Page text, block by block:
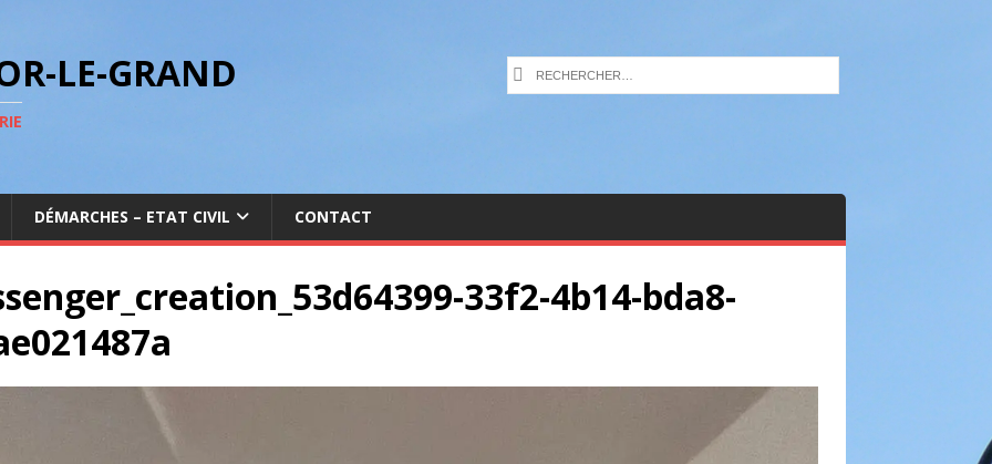
LE-GRAND
DÉMARCHES – ETAT CIVIL CONTACT
33f2-4b14-bda8-